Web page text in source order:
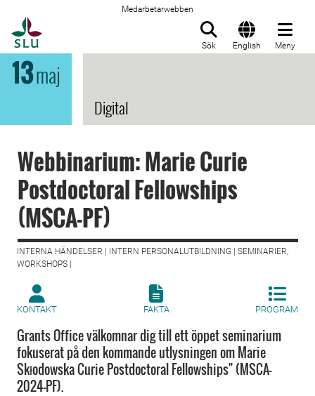
Medarbetarwebben
Sök English Meny
13maj
Digital
Webbinarium: Marie Curie
Postdoctoral Fellowships
(MSCA-PF)
INTERNA HÄNDELSER | INTERN PERSONALUTBILDNING | SEMINARIER,
WORKSHOPS |
KONTAKT FAKTA PROGRAM
Grants Office välkomnar dig till ett öppet seminarium
fokuserat på den kommande utlysningen om Marie
Skłodowska Curie Postdoctoral Fellowships" (MSCA-
2024-PF).